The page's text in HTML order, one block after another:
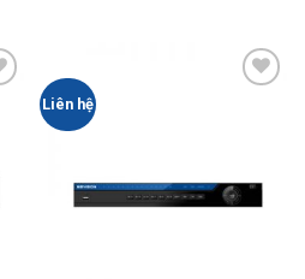
Liên hệ